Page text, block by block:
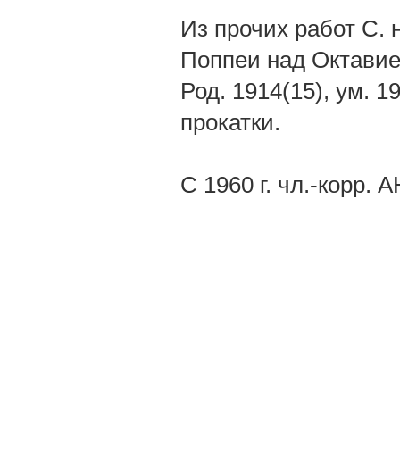
Из прочих работ С.
Поппеи над
Род. 1914(15), ум.
прокатки.
С 1960 г. чл.-корр.